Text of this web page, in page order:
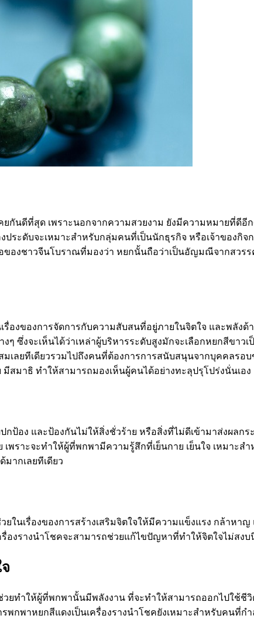
ยกันดีที่สุด เพราะนอกจากความสวยงาม ยังมีความหมายที่ดี
ระดับจะเหมาะสำหรับกลุ่มคนที่เป็นนักธุรกิจ หรือเจ้าของกิจ
ของชาวจีนโบราณที่มองว่า หยกนั้นถือว่าเป็นอัญมณีจากสว
องของการจัดการกับความสับสนที่อยู่ภายในจิตใจ และพลัง
ๆ ซึ่งจะเห็นได้ว่าเหล่าผู้บริหารระดับสูงมักจะเลือกหยกสีขา
มเลยทีเดียวรวมไปถึงคนที่ต้องการการสนับสนุนจากบุคคลร
สมาธิ ทำให้สามารถมองเห็นผู้คนได้อย่างทะลุปรุโปร่งนั่นเอง
ป้อง และป้องกันไม่ให้สิ่งชั่วร้าย หรือสิ่งที่ไม่ดีเข้ามาส่งผลก
เพราะจะทำให้ผู้ที่พกพามีความรู้สึกที่เย็นกาย เย็นใจ เหมา
มากเลยทีเดียว
ยในเรื่องของการสร้างเสริมจิตใจให้มีความแข็งแรง กล้า
รื่องรางนำโชคจะสามารถช่วยแก้ไขปัญหาที่ทำให้จิตใจไม่
ยทำให้ผู้ที่พกพานั้นมีพลังงาน ที่จะทำให้สามารถออกไปใช้ชี
กพาหยกสีแดงเป็นเครื่องรางนำโชคยังเหมาะสำหรับคนที่ก